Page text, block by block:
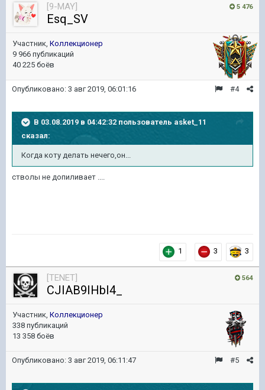
5 476
[9-MAY]
Esq_SV
Участник, Коллекционер
9 966 публикаций
40 225 боёв
#4
Опубликовано: 3 авг 2019, 06:01:16
В 03.08.2019 в 04:42:32 пользователь asket_11
сказал:
Когда коту делать нечего,он...
стволы не допиливает ....
1 3 3
564
[TENET]
CJIAB9IHbI4_
Участник, Коллекционер
338 публикаций
13 358 боёв
#5
Опубликовано: 3 авг 2019, 06:11:47